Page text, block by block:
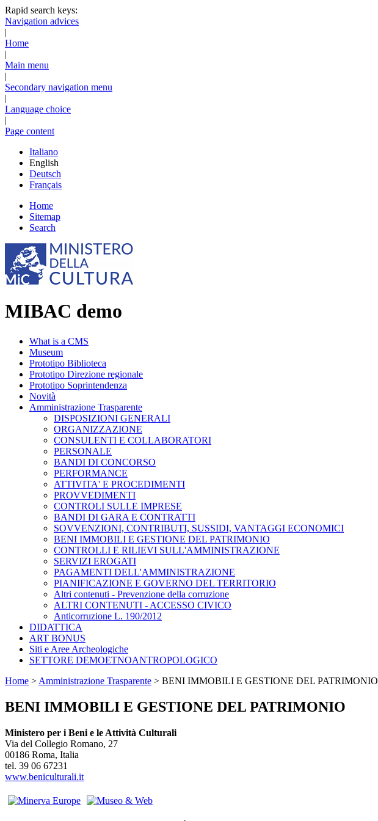
Rapid search keys:
Navigation advices
|
Home
|
Main menu
|
Secondary navigation menu
|
Language choice
|
Page content
Italiano
English
Deutsch
Français
Home
Sitemap
Search
MIBAC demo
What is a CMS
Museum
Prototipo Biblioteca
Prototipo Direzione regionale
Prototipo Soprintendenza
Novità
Amministrazione Trasparente
DISPOSIZIONI GENERALI
ORGANIZZAZIONE
CONSULENTI E COLLABORATORI
PERSONALE
BANDI DI CONCORSO
PERFORMANCE
ATTIVITA' E PROCEDIMENTI
PROVVEDIMENTI
CONTROLI SULLE IMPRESE
BANDI DI GARA E CONTRATTI
SOVVENZIONI, CONTRIBUTI, SUSSIDI, VANTAGGI ECONOMICI
BENI IMMOBILI E GESTIONE DEL PATRIMONIO
CONTROLLI E RILIEVI SULL'AMMINISTRAZIONE
SERVIZI EROGATI
PAGAMENTI DELL'AMMINISTRAZIONE
PIANIFICAZIONE E GOVERNO DEL TERRITORIO
Altri contenuti - Prevenzione della corruzione
ALTRI CONTENUTI - ACCESSO CIVICO
Anticorruzione L. 190/2012
DIDATTICA
ART BONUS
Siti e Aree Archeologiche
SETTORE DEMOETNOANTROPOLOGICO
Home > Amministrazione Trasparente > BENI IMMOBILI E GESTIONE DEL PATRIMONIO
BENI IMMOBILI E GESTIONE DEL PATRIMONIO
Ministero per i Beni e le Attività Culturali
Via del Collegio Romano, 27
00186 Roma, Italia
tel. 39 06 67231
www.beniculturali.it